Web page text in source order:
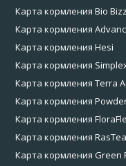
Карта кормления Bio Bizz
Карта кормления
Карта кормления Hesi
Карта кормления
Карта кормления Terra
Карта кормления
Карта кормления
Карта кормления RasTea
Карта кормления Green